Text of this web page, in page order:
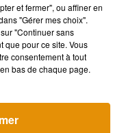
La version
Day »
et fermer", ou affiner en
"Gérer mes choix".
"Continuer sans
que pour ce site. Vous
consentement à tout
bas de chaque page.